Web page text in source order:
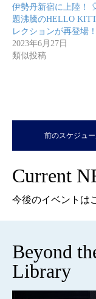
伊勢丹新宿に上陸！
題沸騰のHELLO
レクションが再登場！
2023年6月27日
類似投稿
前のスケジュ
Current
今後のイベントは
Beyond
Library